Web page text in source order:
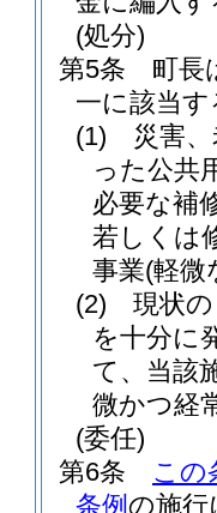
(処分)
第5条
町長
一に該当
(1)
災害
った公共
必要な補
若しくは
事業(軽微
(2)
現状
を十分に
て、当該
微かつ経
(委任)
第6条
この
条例 の施行